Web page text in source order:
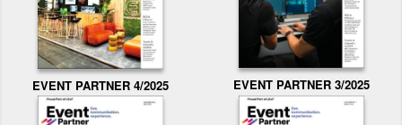
EVENT PARTNER 4/2025 EVENT PARTNER 3/2025